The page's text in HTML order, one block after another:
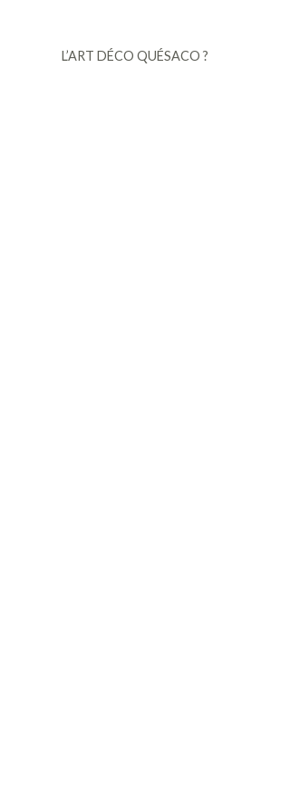
L’ART DÉCO QUÉSACO ?